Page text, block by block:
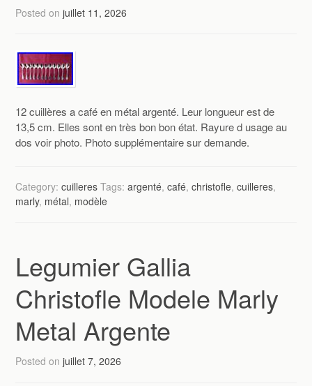
Posted onjuillet 11, 2026
12 cuillères a café en métal argenté. Leur longueur est de
13,5 cm. Elles sont en très bon bon état. Rayure d usage au
dos voir photo. Photo supplémentaire sur demande.
Category:cuilleres Tags:argenté,café,christofle,cuilleres,
marly, métal, modèle
Legumier Gallia
Christofle Modele Marly
Metal Argente
Posted onjuillet 7, 2026